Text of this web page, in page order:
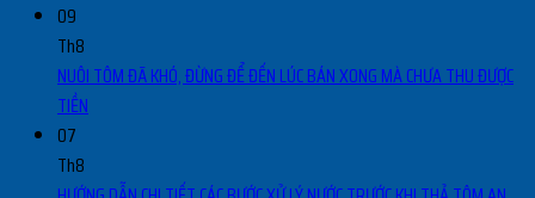
09
Th8
NUÔI TÔM ĐÃ KHÓ, ĐỪNG ĐỂ ĐẾN LÚC BÁN XONG MÀ CHƯA THU ĐƯỢC
TIỀN
07
Th8